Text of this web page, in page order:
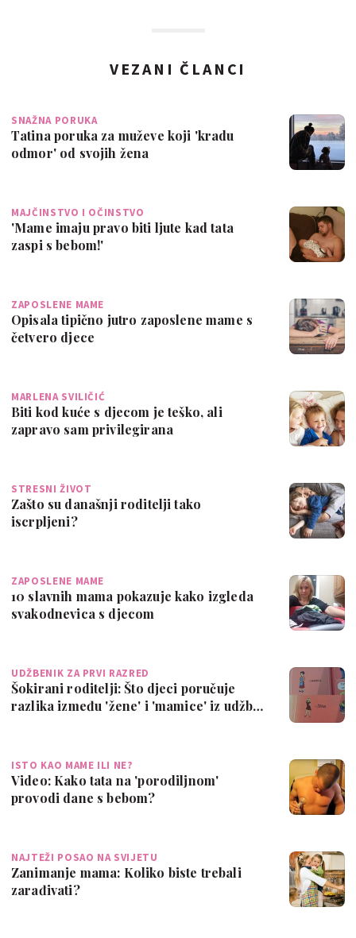
VEZANI ČLANCI
SNAŽNA PORUKA
Tatina poruka za muževe koji 'kradu
odmor' od svojih žena
MAJČINSTVO I OČINSTVO
'Mame imaju pravo biti ljute kad tata
zaspi s bebom!'
ZAPOSLENE MAME
Opisala tipično jutro zaposlene mame s
četvero djece
MARLENA SVILIČIĆ
Biti kod kuće s djecom je teško, ali
zapravo sam privilegirana
STRESNI ŽIVOT
Zašto su današnji roditelji tako
iscrpljeni?
ZAPOSLENE MAME
10 slavnih mama pokazuje kako izgleda
svakodnevica s djecom
UDŽBENIK ZA PRVI RAZRED
Šokirani roditelji: Što djeci poručuje
razlika između 'žene' i 'mamice' iz udžb…
ISTO KAO MAME ILI NE?
Video: Kako tata na 'porodiljnom'
provodi dane s bebom?
NAJTEŽI POSAO NA SVIJETU
Zanimanje mama: Koliko biste trebali
zarađivati?